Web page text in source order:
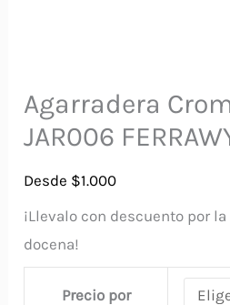
Agarradera
JAR006
Desde $1.000
¡Llevalo con descuento por
docena!
Precio por